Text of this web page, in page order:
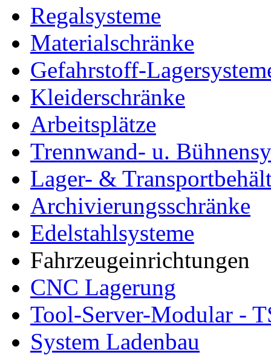
Regalsysteme
Materialschränke
Gefahrstoff-
Kleiderschränke
Arbeitsplätze
Trennwand- u.
Lager- &
Archivierungsschränke
Edelstahlsysteme
Fahrzeugeinrichtungen
CNC Lagerung
Tool-Server-Modular -
System Ladenbau